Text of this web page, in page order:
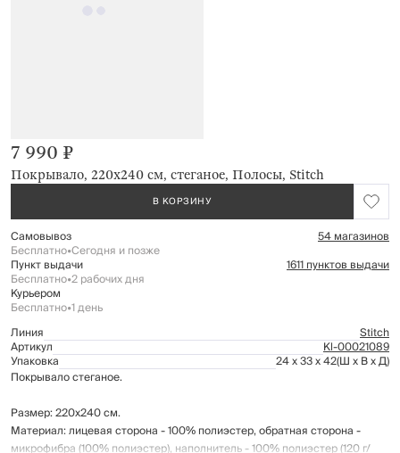
Покрывало, 220х240 см, стеганое, Полосы, Stitch
7 990 ₽
В КОРЗИНУ
Самовывоз 54 магазинов
Бесплатно•Сегодня и позже
Пункт выдачи 1611 пунктов выдачи
Бесплатно•2 рабочих дня
Курьером
Бесплатно•1 день
Линия
Stitch
Артикул Kl-00021089
Упаковка 24 x 33 x 42(Ш x В x Д)
Покрывало стеганое.
Размер: 220х240 см.
Материал: лицевая сторона - 100% полиэстер, обратная сторона -
микрофибра (100% полиэстер), наполнитель - 100% полиэстер (120 г/